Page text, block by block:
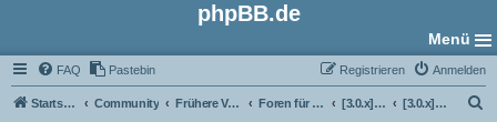
phpBB.de
Menü
FAQ Pastebin Anmelden
Registrieren
Startseite Community Frühere Versionen Foren für phpBB 3.0 [3.0.x] Übersetzungs-Foren [3.0.x] phpBB.de-Übersetzungen